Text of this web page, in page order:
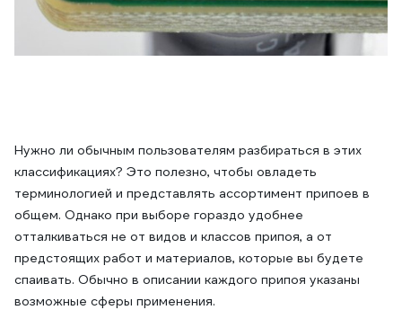
Нужно ли обычным пользователям разбираться в этих
классификациях? Это полезно, чтобы овладеть
терминологией и представлять ассортимент припоев в
общем. Однако при выборе гораздо удобнее
отталкиваться не от видов и классов припоя, а от
предстоящих работ и материалов, которые вы будете
спаивать. Обычно в описании каждого припоя указаны
возможные сферы применения.